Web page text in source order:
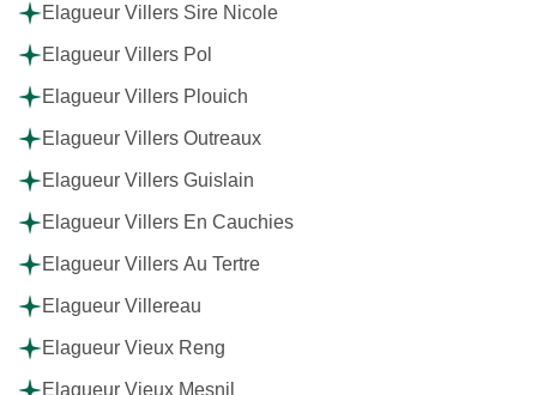
Elagueur Villers Sire Nicole
Elagueur Villers Pol
Elagueur Villers Plouich
Elagueur Villers Outreaux
Elagueur Villers Guislain
Elagueur Villers En Cauchies
Elagueur Villers Au Tertre
Elagueur Villereau
Elagueur Vieux Reng
Elagueur Vieux Mesnil